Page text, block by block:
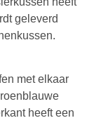
geleverd
met elkaar
heeft een